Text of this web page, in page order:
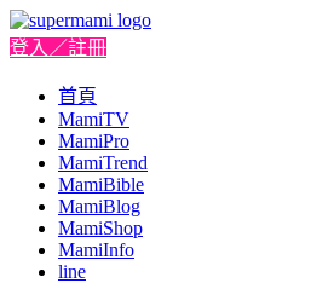
登入／註冊
首頁
MamiTV
MamiPro
MamiTrend
MamiBible
MamiBlog
MamiShop
MamiInfo
line